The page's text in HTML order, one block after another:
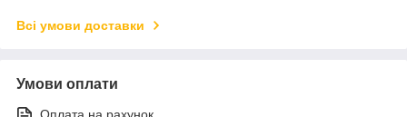
Всі умови доставки
Умови оплати
Оплата на рахунок